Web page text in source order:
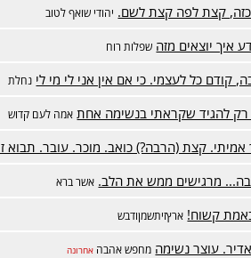
יהודי שואף לטוב
איך יוצאים מזה שפלות רוח
קודם כל לעצמי. כי אם אין אני לי מי לי נחלת
רק להגיד שקראתי בנשימה אחת אמה לעם קדוש
אמיתי. קצת (הרבה?) כואב. מוכר. עובר. תבוא
מרגישים ממש את הלב. אשר ברא
באמת קשוח! ארץזיתשמןודבש
אדיר. עוצר נשימה מחפש אהבה אחרונה